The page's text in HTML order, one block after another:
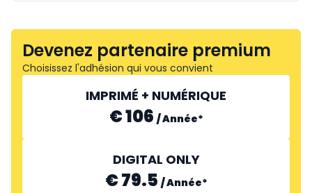
Devenez partenaire premium
Choisissez l'adhésion qui vous convient
IMPRIMÉ + NUMÉRIQUE
€ 106 /Année*
DIGITAL ONLY
€ 79.5 /Année*